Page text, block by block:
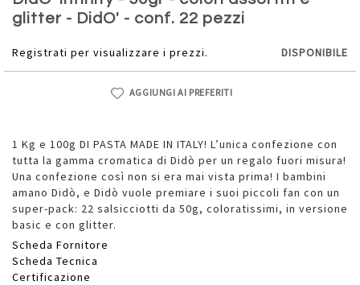
glitter - DidO' - conf. 22 pezzi
Registrati per visualizzare i prezzi. DISPONIBILE
AGGIUNGI AI PREFERITI
1 Kg e 100g DI PASTA MADE IN ITALY! L’unica confezione con
tutta la gamma cromatica di Didò per un regalo fuori misura!
Una confezione così non si era mai vista prima! I bambini
amano Didò, e Didò vuole premiare i suoi piccoli fan con un
super-pack: 22 salsicciotti da 50g, coloratissimi, in versione
basic e con glitter.
Scheda Fornitore
Scheda Tecnica
Certificazione
della
galleria
immagini